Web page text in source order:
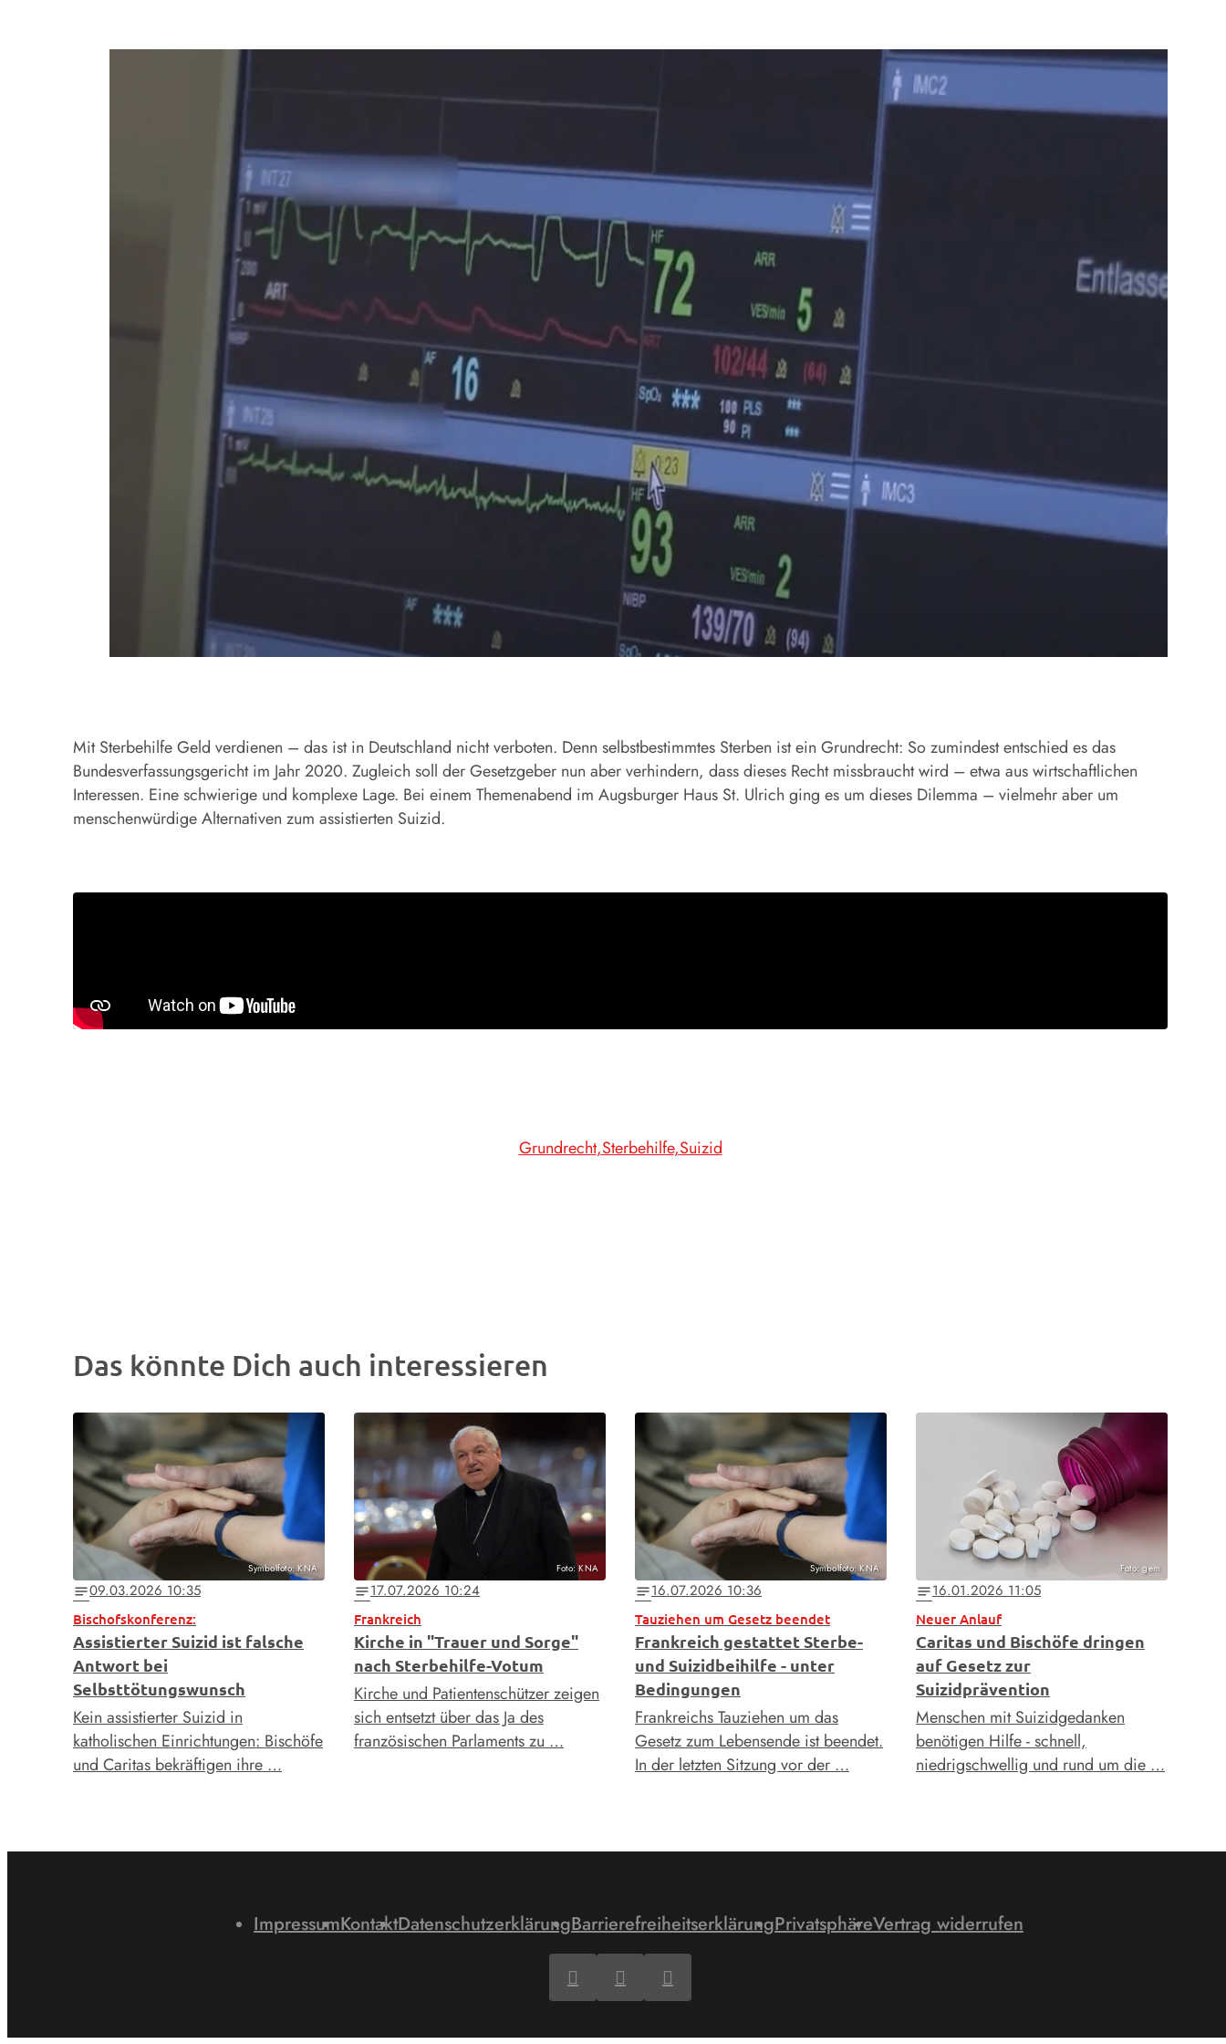
Mit Sterbehilfe Geld verdienen – das ist in Deutschland nicht verboten. Denn selbstbestimmtes Sterben ist ein Grundrecht: So zumindest entschied es das
Bundesverfassungsgericht im Jahr 2020. Zugleich soll der Gesetzgeber nun aber verhindern, dass dieses Recht missbraucht wird – etwa aus wirtschaftlichen
Interessen. Eine schwierige und komplexe Lage. Bei einem Themenabend im Augsburger Haus St. Ulrich ging es um dieses Dilemma – vielmehr aber um
menschenwürdige Alternativen zum assistierten Suizid.
Grundrecht Sterbehilfe Suizid
Das könnte Dich auch interessieren
Symbolfoto: KNA
notes09.03.2026 10:35
Bischofskonferenz:
Assistierter Suizid ist falsche
Antwort bei
Selbsttötungswunsch
Kein assistierter Suizid in
katholischen Einrichtungen: Bischöfe
und Caritas bekräftigen ihre …
Foto: KNA
notes17.07.2026 10:24
Frankreich
Kirche in "Trauer und Sorge"
nach Sterbehilfe-Votum
Kirche und Patientenschützer zeigen
sich entsetzt über das Ja des
französischen Parlaments zu …
Symbolfoto: KNA
notes16.07.2026 10:36
Tauziehen um Gesetz beendet
Frankreich gestattet Sterbe-
und Suizidbeihilfe - unter
Bedingungen
Frankreichs Tauziehen um das
Gesetz zum Lebensende ist beendet.
In der letzten Sitzung vor der …
Foto: gem
notes16.01.2026 11:05
Neuer Anlauf
Caritas und Bischöfe dringen
auf Gesetz zur
Suizidprävention
Menschen mit Suizidgedanken
benötigen Hilfe - schnell,
niedrigschwellig und rund um die …
ImpressumKontaktDatenschutzerklärungBarrierefreiheitserklärungPrivatsphäreVertrag widerrufen